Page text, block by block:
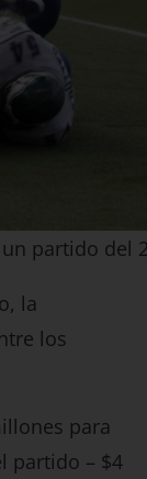
partido del
la
los
para
partido – $4